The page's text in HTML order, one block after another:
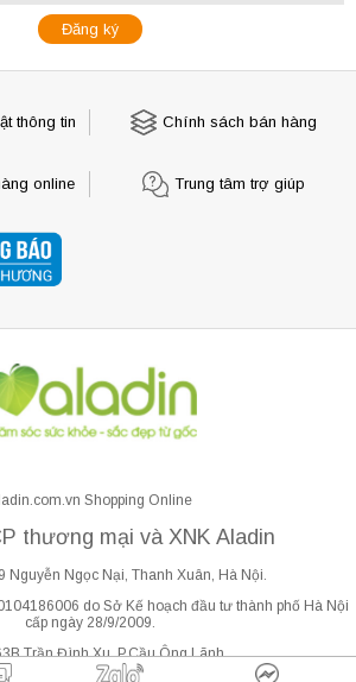
thông tin Chính sách bán hàng
online Trung tâm trợ giúp
Shopping Online
thương mại và XNK Aladin
Nguyễn Ngọc Nại, Thanh Xuân, Hà Nội.
do Sở Kế hoạch đầu tư thành phố Hà Nội
cấp ngày 28/9/2009.
Trần Đình Xu, P.Cầu Ông Lãnh.